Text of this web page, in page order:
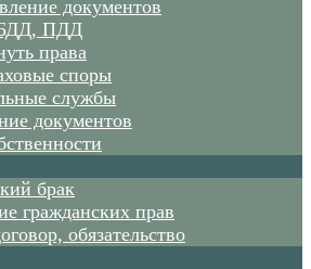
документов
ПДД
права
споры
службы
документов
брак
гражданских прав
обязательство